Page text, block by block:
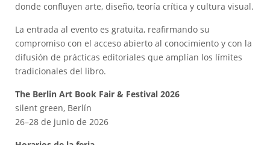
donde confluyen arte, diseño, teoría crítica y cultura visual.
La entrada al evento es gratuita, reafirmando su
compromiso con el acceso abierto al conocimiento y con la
difusión de prácticas editoriales que amplían los límites
tradicionales del libro.
The Berlin Art Book Fair & Festival 2026
silent green, Berlín
26–28 de junio de 2026